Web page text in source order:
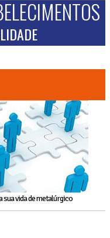
sua vida de metalúrgico